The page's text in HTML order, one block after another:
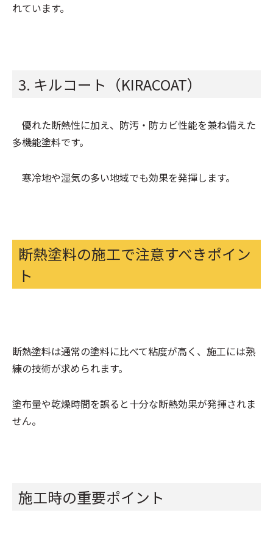
れています。
3. キルコート（KIRACOAT）
優れた断熱性に加え、防汚・防カビ性能を兼ね備えた
多機能塗料です。
寒冷地や湿気の多い地域でも効果を発揮します。
断熱塗料の施工で注意すべきポイン
ト
断熱塗料は通常の塗料に比べて粘度が高く、施工には熟
練の技術が求められます。
塗布量や乾燥時間を誤ると十分な断熱効果が発揮されま
せん。
施工時の重要ポイント